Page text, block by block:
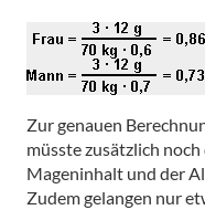
Zur genauen
müsste zusätzlich
Mageninhalt und der
Zudem gelangen nur